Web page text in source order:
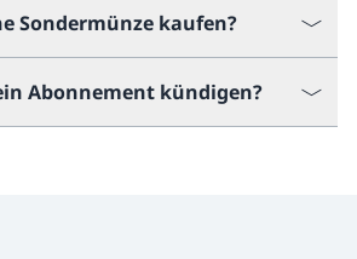
Sondermünze kaufen?
Abonnement kündigen?